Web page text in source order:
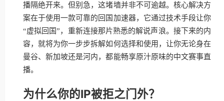
播隔绝开来。但别急，这堵墙并非不可逾越。核心解决方
案在于使用一款可靠的回国加速器，它通过技术手段让你
“虚拟回国”，重新连接那片熟悉的解说声浪。接下来的内
容，就将为你一步步拆解如何选择和使用，让你无论身在
曼谷、新加坡还是河内，都能畅享原汁原味的中文赛事直
播。
为什么你的IP被拒之门外？